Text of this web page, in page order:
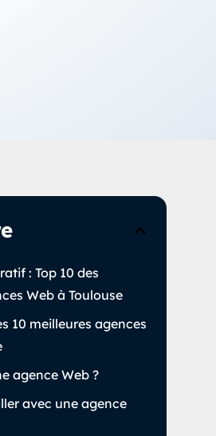
: Top 10 des
Web à Toulouse
10 meilleures agences
agence Web ?
avec une agence